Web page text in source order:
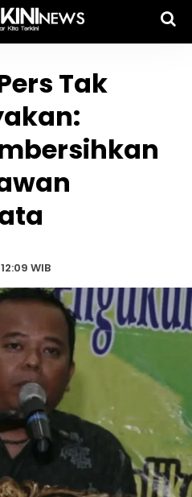
Tak
WIB